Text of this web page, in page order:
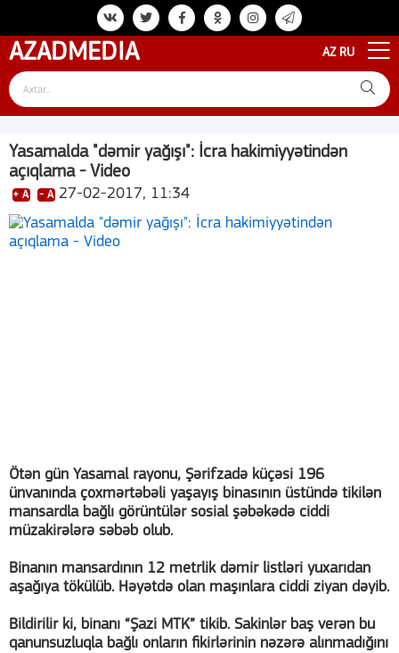
AZADMEDIA AZ RU
Yasamalda "dəmir yağışı": İcra hakimiyyətindən
açıqlama - Video
+ A - A 27-02-2017, 11:34
Ötən gün Yasamal rayonu, Şərifzadə küçəsi 196
ünvanında çoxmərtəbəli yaşayış binasının üstündə tikilən
mansardla bağlı görüntülər sosial şəbəkədə ciddi
müzakirələrə səbəb olub.
Binanın mansardının 12 metrlik dəmir listləri yuxarıdan
aşağıya tökülüb. Həyətdə olan maşınlara ciddi ziyan dəyib.
Bildirilir ki, binanı “Şazi MTK” tikib. Sakinlər baş verən bu
qanunsuzluqla bağlı onların fikirlərinin nəzərə alınmadığını